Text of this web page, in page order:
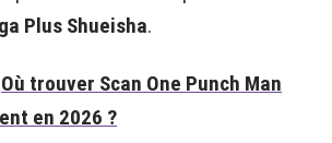
Plus Shueisha.
Où trouver Scan One Punch Man
en 2026 ?